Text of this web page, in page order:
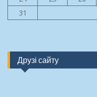
31
Друзі сайту